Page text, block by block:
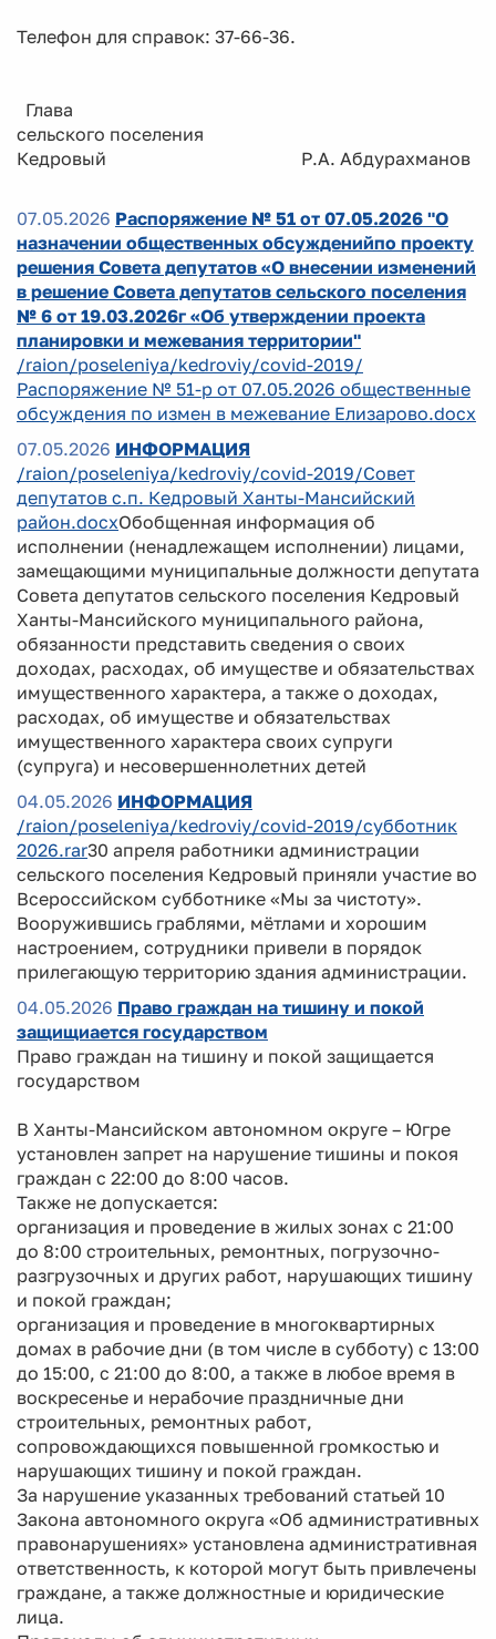
Телефон для справок: 37-66-36.
Глава
сельского поселения
Кедровый Р.А. Абдурахманов
07.05.2026 Распоряжение № 51 от 07.05.2026 "О
назначении общественных обсужденийпо проекту
решения Совета депутатов «О внесении изменений
в решение Совета депутатов сельского поселения
№ 6 от 19.03.2026г «Об утверждении проекта
планировки и межевания территории"
/raion/poseleniya/kedroviy/covid-2019/
Распоряжение № 51-р от 07.05.2026 общественные
обсуждения по измен в межевание Елизарово.docx
07.05.2026 ИНФОРМАЦИЯ
/raion/poseleniya/kedroviy/covid-2019/Совет
депутатов с.п. Кедровый Ханты-Мансийский
район.docxОбобщенная информация об
исполнении (ненадлежащем исполнении) лицами,
замещающими муниципальные должности депутата
Совета депутатов сельского поселения Кедровый
Ханты-Мансийского муниципального района,
обязанности представить сведения о своих
доходах, расходах, об имуществе и обязательствах
имущественного характера, а также о доходах,
расходах, об имуществе и обязательствах
имущественного характера своих супруги
(супруга) и несовершеннолетних детей
04.05.2026 ИНФОРМАЦИЯ
/raion/poseleniya/kedroviy/covid-2019/субботник
2026.rar30 апреля работники администрации
сельского поселения Кедровый приняли участие во
Всероссийском субботнике «Мы за чистоту».
Вооружившись граблями, мётлами и хорошим
настроением, сотрудники привели в порядок
прилегающую территорию здания администрации.
04.05.2026 Право граждан на тишину и покой
защищиается государством
Право граждан на тишину и покой защищается
государством
В Ханты-Мансийском автономном округе – Югре
установлен запрет на нарушение тишины и покоя
граждан с 22:00 до 8:00 часов.
Также не допускается:
организация и проведение в жилых зонах с 21:00
до 8:00 строительных, ремонтных, погрузочно-
разгрузочных и других работ, нарушающих тишину
и покой граждан;
организация и проведение в многоквартирных
домах в рабочие дни (в том числе в субботу) с 13:00
до 15:00, с 21:00 до 8:00, а также в любое время в
воскресенье и нерабочие праздничные дни
строительных, ремонтных работ,
сопровождающихся повышенной громкостью и
нарушающих тишину и покой граждан.
За нарушение указанных требований статьей 10
Закона автономного округа «Об административных
правонарушениях» установлена административная
ответственность, к которой могут быть привлечены
граждане, а также должностные и юридические
лица.